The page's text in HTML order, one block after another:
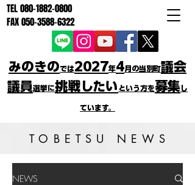
TEL080-1882-0800
FAX050-3588-6322
みのきのでは2027年4月の当別町議会
議員選挙に挑戦したい という方を募集 し
ています。
TOBETSU NEWS
NEWS